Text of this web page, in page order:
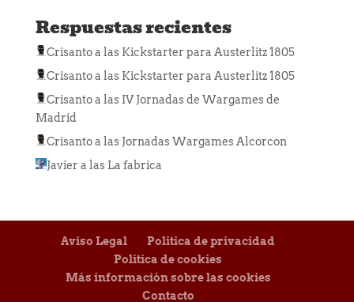
Respuestas recientes
Crisantoa las Kickstarter para Austerlitz 1805
Crisantoa las Kickstarter para Austerlitz 1805
Crisantoa las IV Jornadas de Wargames de
Madrid
Crisantoa las Jornadas Wargames Alcorcon
Javier a las La fabrica
Aviso Legal
Política de privacidad
Política de cookies
Más información sobre las cookies
Contacto